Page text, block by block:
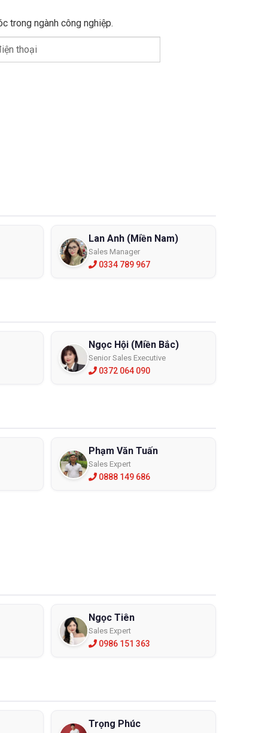
khả
sản
cùng
dụng
trong ngành công nghiệp.
thoại
Lan Anh (Miền Nam)
Sales Manager
0334 789 967
Ngọc Hội (Miền Bắc)
Senior Sales Executive
0372 064 090
Phạm Văn Tuấn
Sales Expert
0888 149 686
Ngọc Tiên
Sales Expert
0986 151 363
Trọng Phúc